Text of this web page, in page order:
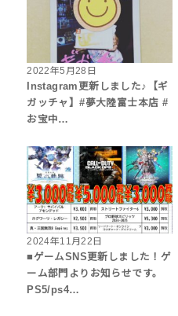
2022年5月28日
Instagram更新しました♪【ギ
ガッチャ】#夢大陸富士本店 #
お宝中…
2024年11月22日
■ゲームSNS更新しました！ゲ
ーム部門よりお知らせです。
PS5/ps4…